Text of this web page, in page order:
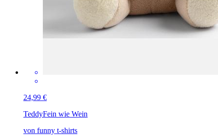
24,99 €
TeddyFein wie Wein
von funny t-shirts